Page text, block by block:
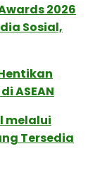
2026
Sosial,
ASEAN
melalui
Tersedia